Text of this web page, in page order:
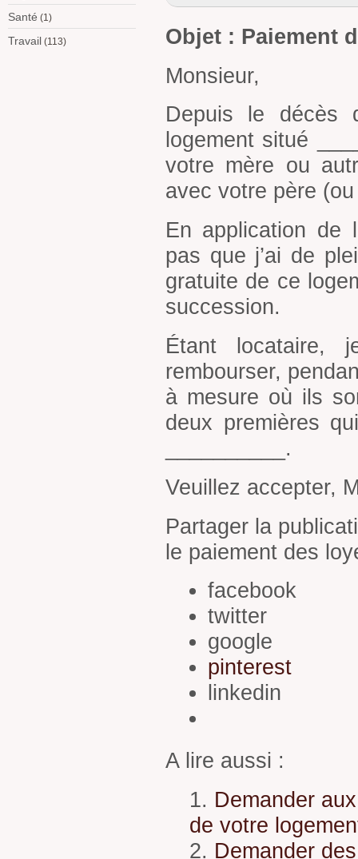
Objet : Paiement
Monsieur,
Depuis le décès
logement situé
votre mère ou
avec votre père
En application de
pas que j’ai de
gratuite de ce
succession.
Étant locataire,
rembourser,
à mesure où ils
deux premières
__________.
Veuillez accepter,
Partager la
le paiement des
facebook
twitter
google
pinterest
linkedin
A lire aussi :
Demander
de votre
Demander
Santé (1)
Travail (113)